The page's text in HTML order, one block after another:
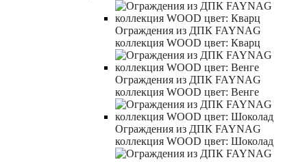
Ограждения из ДПК FAYNAG
коллекция WOOD цвет: Кварц
Ограждения из ДПК FAYNAG
коллекция WOOD цвет: Венге
Ограждения из ДПК FAYNAG
коллекция WOOD цвет: Шоколад